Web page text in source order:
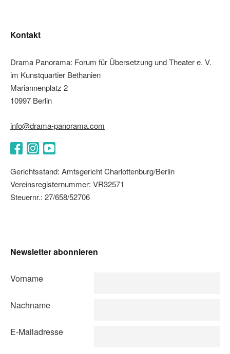
Kontakt
Drama Panorama: Forum für Übersetzung und Theater e. V.
im Kunstquartier Bethanien
Mariannenplatz 2
10997 Berlin
info@drama-panorama.com
Gerichtsstand: Amtsgericht Charlottenburg/Berlin
Vereinsregisternummer: VR32571
Steuernr.: 27/658/52706
Newsletter abonnieren
Vorname
Nachname
E-Mailadresse